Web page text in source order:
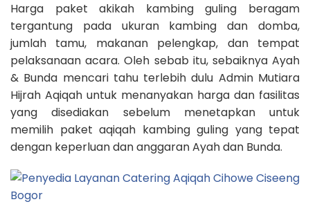
Harga paket akikah kambing guling beragam
tergantung pada ukuran kambing dan domba,
jumlah tamu, makanan pelengkap, dan tempat
pelaksanaan acara. Oleh sebab itu, sebaiknya Ayah
& Bunda mencari tahu terlebih dulu Admin Mutiara
Hijrah Aqiqah untuk menanyakan harga dan fasilitas
yang disediakan sebelum menetapkan untuk
memilih paket aqiqah kambing guling yang tepat
dengan keperluan dan anggaran Ayah dan Bunda.